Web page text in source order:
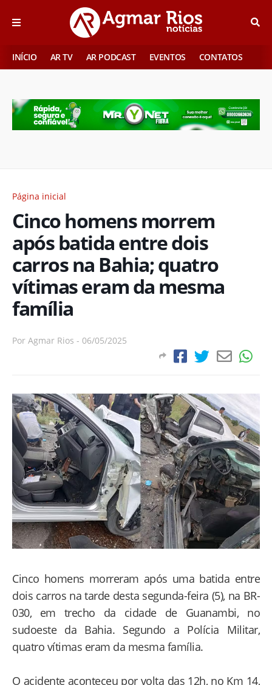
INÍCIO AR TV AR PODCAST EVENTOS CONTATOS
Página inicial
Cinco homens morrem
após batida entre dois
carros na Bahia; quatro
vítimas eram da mesma
família
Por Agmar Rios - 06/05/2025
Cinco homens morreram após uma batida entre
dois carros na tarde desta segunda-feira (5), na BR-
030, em trecho da cidade de Guanambi, no
sudoeste da Bahia. Segundo a Polícia Militar,
quatro vítimas eram da mesma família.
O acidente aconteceu por volta das 12h, no Km 14,